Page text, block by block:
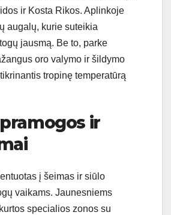
ir Kosta Rikos. Aplinkoje
augalų, kurie suteikia
jausmą. Be to, parke
oro valymo ir šildymo
tropinę temperatūrą
ir
į šeimas ir siūlo
vaikams. Jaunesniems
specialios zonos su